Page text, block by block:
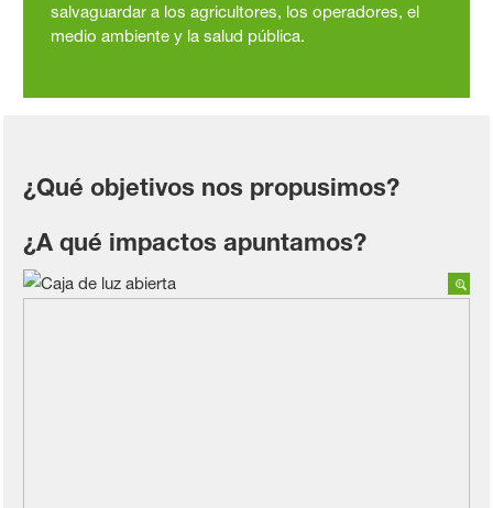
salvaguardar a los agricultores, los operadores, el
medio ambiente y la salud pública.
¿Qué objetivos nos propusimos?
¿A qué impactos apuntamos?